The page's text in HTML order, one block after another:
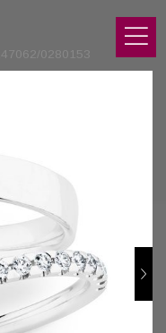
0280153